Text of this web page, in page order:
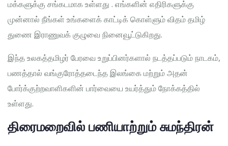
மக்களுக்கு சங்கடமாக உள்ளது . எங்களின் எதிரிகளுக்கு
முன்னால் நீங்கள் உங்களைக் காட்டிக் கொள்ளும் விதம் தமிழ்
துணை இராணுவக் குழுவை நினைவூட்டுகிறது.
இந்த உலகத்தமிழர் பேரவை உறுப்பினர்களால் நடத்தப்படும் நாடகம்,
பணத்தால் வங்குரோத்தடைந்த இலங்கை மற்றும் அதன்
போர்க்குற்றவாளிகளின் பார்வையை உயர்த்தும் நோக்கத்தில்
உள்ளது.
திரைமறைவில் பணியாற்றும் சுமந்திரன்